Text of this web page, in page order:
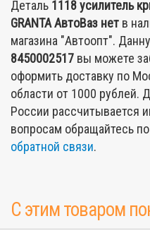
Деталь 1118 усилитель
GRANTA АвтоВаз нет в
магазина "Автоопт".
8450002517 вы можете
оформить доставку по
области от 1000 рублей.
России рассчитывается
вопросам обращайтесь
обратной связи.
С этим товаром